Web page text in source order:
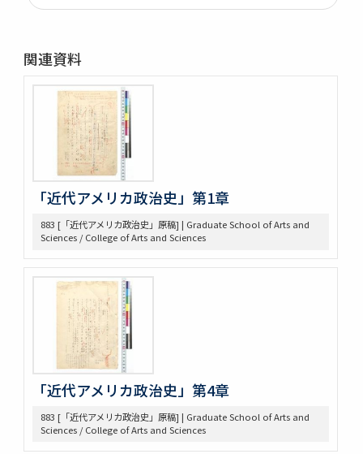
261 Prologue
264 Mitsubishi
275 Phillips Civil War & Reconstruction
278 Turner, FR. J
280 Van Tyne C.H Method of Hist. Research
281 Van Tyne Constitutional Hist.
287 McLaughlin, Reading Notes CONST. H. I.
289 Reading Notes
293 Pacific
304 Lincoln
368 Const.’l law
371 Brown bibliography, Journal Club, U of M, 1921-22
372 Bibliography on League of Nations
373 Bibliography, Hibiya Lib’y, Carnegie Endowment
Donation
375 Bibliographical Tools, Bibliography on the Relations
bet. US + Far East
380 DOW, EARLE W. (UM) Note Taking
382 Pacific [ ] officer
388 Elections, 1934-1936
389 Election of 1936
391 Examination
393 軍備制限
関連資料
「近代アメリカ政治史」第1章
883 [「近代アメリカ政治史」原稿] | Graduate School of Arts and
Sciences / College of Arts and Sciences
「近代アメリカ政治史」第4章
883 [「近代アメリカ政治史」原稿] | Graduate School of Arts and
Sciences / College of Arts and Sciences